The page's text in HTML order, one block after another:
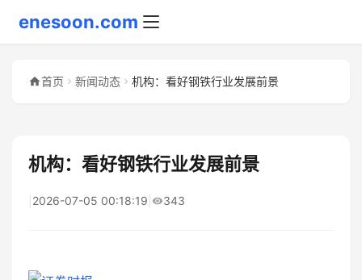
enesoon.com
首页 新闻动态 机构：看好钢铁行业发展前景
机构：看好钢铁行业发展前景
2026-07-05 00:18:19 343